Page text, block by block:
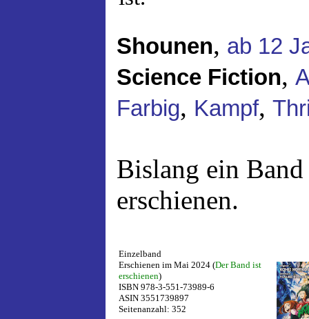
Shounen, ab 12
Science Fiction,
Farbig, Kampf,
Bislang ein
erschienen.
Einzelband
Erschienen im Mai 2024 (Der Band ist
erschienen)
ISBN 978-3-551-73989-6
ASIN 3551739897
Seitenanzahl: 352